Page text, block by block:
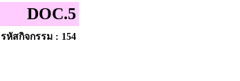
DOC.5
รหัสกิจกรรม : 154